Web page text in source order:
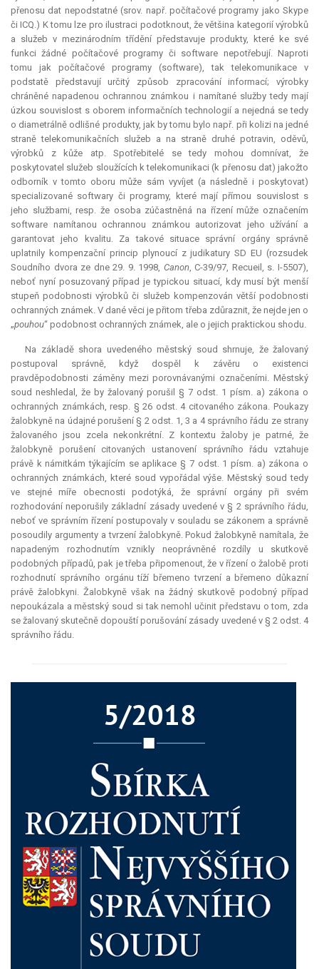
přenosu dat nepodstatné (srov. např. počítačové programy jako Skype
či ICQ.) K tomu lze pro ilustraci podotknout, že většina kategorií výrobků
a služeb v mezinárodním třídění představuje produkty, které ke své
funkci žádné počítačové programy či software nepotřebují. Naproti
tomu jak počítačové programy (software), tak telekomunikace v
podstatě představují určitý způsob zpracování informací; výrobky
chráněné napadenou ochrannou známkou i namítané služby tedy mají
úzkou souvislost s oborem informačních technologií a nejedná se tedy
o diametrálně odlišné produkty, jak by tomu bylo např. při kolizi na jedné
straně telekomunikačních služeb a na straně druhé potravin, oděvů,
výrobků z kůže atp. Spotřebitelé se tedy mohou domnívat, že
poskytovatel služeb sloužících k telekomunikaci (k přenosu dat) jakožto
odborník v tomto oboru může sám vyvíjet (a následně i poskytovat)
specializované softwary či programy, které mají přímou souvislost s
jeho službami, resp. že osoba zúčastněná na řízení může označením
software namítanou ochrannou známkou autorizovat jeho užívání a
garantovat jeho kvalitu. Za takové situace správní orgány správně
uplatnily kompenzační princip plynoucí z judikatury SD EU (rozsudek
Soudního dvora ze dne 29. 9. 1998, Canon, C-39/97, Recueil, s. I-5507),
neboť nyní posuzovaný případ je typickou situací, kdy musí být menší
stupeň podobnosti výrobků či služeb kompenzován větší podobnosti
ochranných známek. V dané věci je přitom třeba zdůraznit, že nejde jen o
„pouhou“ podobnost ochranných známek, ale o jejich praktickou shodu.
Na základě shora uvedeného městský soud shrnuje, že žalovaný
postupoval správně, když dospěl k závěru o existenci
pravděpodobnosti záměny mezi porovnávanými označeními. Městský
soud neshledal, že by žalovaný porušil § 7 odst. 1 písm. a) zákona o
ochranných známkách, resp. § 26 odst. 4 citovaného zákona. Poukazy
žalobkyně na údajné porušení § 2 odst. 1, 3 a 4 správního řádu ze strany
žalovaného jsou zcela nekonkrétní. Z kontextu žaloby je patrné, že
žalobkyně porušení citovaných ustanovení správního řádu vztahuje
právě k námitkám týkajícím se aplikace § 7 odst. 1 písm. a) zákona o
ochranných známkách, které soud vypořádal výše. Městský soud tedy
ve stejné míře obecnosti podotýká, že správní orgány při svém
rozhodování neporušily základní zásady uvedené v § 2 správního řádu,
neboť ve správním řízení postupovaly v souladu se zákonem a správně
posoudily argumenty a tvrzení žalobkyně. Pokud žalobkyně namítala, že
napadeným rozhodnutím vznikly neoprávněné rozdíly u skutkově
podobných případů, pak je třeba připomenout, že v řízení o žalobě proti
rozhodnutí správního orgánu tíží břemeno tvrzení a břemeno důkazní
právě žalobkyni. Žalobkyně však na žádný skutkově podobný případ
nepoukázala a městský soud si tak nemohl učinit představu o tom, zda
se žalovaný skutečně dopouští porušování zásady uvedené v § 2 odst. 4
správního řádu.